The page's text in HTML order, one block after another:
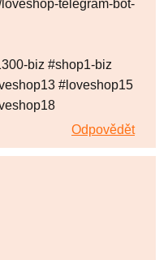
telegram-bot-
biz #shop1-biz
#loveshop15
Odpovědět